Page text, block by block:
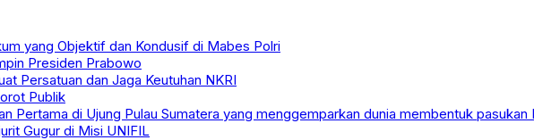
yang Objektif dan Kondusif di Mabes Polri
Presiden Prabowo
Persatuan dan Jaga Keutuhan NKRI
Publik
Pertama di Ujung Pulau Sumatera yang menggemparkan dunia membentuk pasukan
Gugur di Misi UNIFIL